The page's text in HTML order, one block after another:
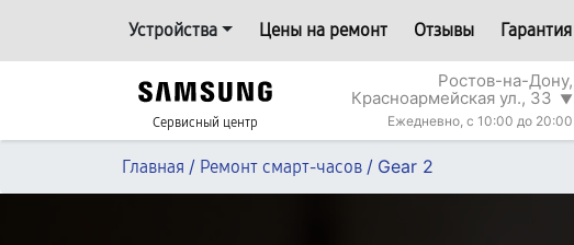
Устройства Цены на ремонт Отзывы Гарантия
Сервисный центр
Ростов-на-Дону,
Красноармейская ул., 33 ▼
Ежедневно, с 10:00 до 20:00
Главная / Ремонт смарт-часов / Gear 2